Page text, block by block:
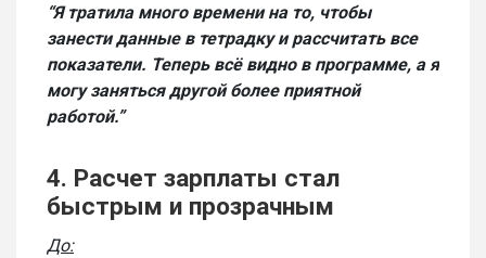
“Я тратила много времени на то, чтобы
занести данные в тетрадку и рассчитать все
показатели. Теперь всё видно в программе, а я
могу заняться другой более приятной
работой.”
4. Расчет зарплаты стал
быстрым и прозрачным
До: